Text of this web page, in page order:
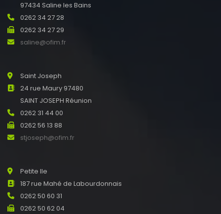
97434 Saline les Bains
0262 34 27 28
0262 34 27 29
saline@ofim.fr
Saint Joseph
24 rue Maury 97480
SAINT JOSEPH Réunion
0262 31 44 00
0262 56 13 88
stjoseph@ofim.fr
Petite Ile
187 rue Mahé de Labourdonnais
0262 50 60 31
0262 50 62 04